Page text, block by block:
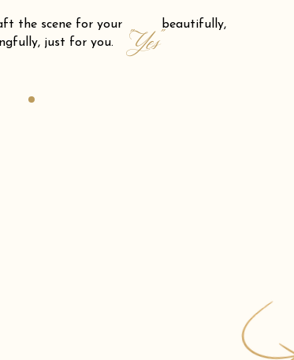
the scene for your beautifully,
just for you.
"Yes"